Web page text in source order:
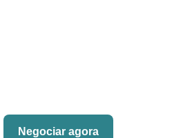
Negociar agora